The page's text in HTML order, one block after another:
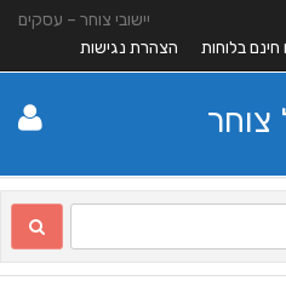
יישובי צוחר – עסקים
בלוחות הצהרת נגישות
צוחר